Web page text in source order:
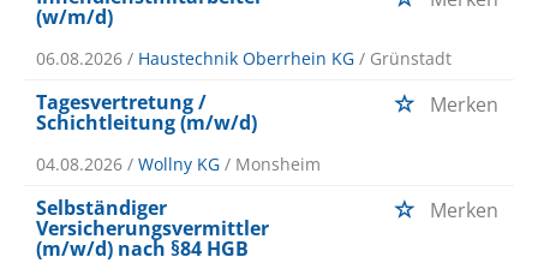
(w/m/d)
06.08.2026 / Haustechnik Oberrhein KG / Grünstadt
Tagesvertretung /
Schichtleitung (m/w/d)
Merken
04.08.2026 / Wollny KG / Monsheim
Selbständiger
Versicherungsvermittler
(m/w/d) nach §84 HGB
Merken